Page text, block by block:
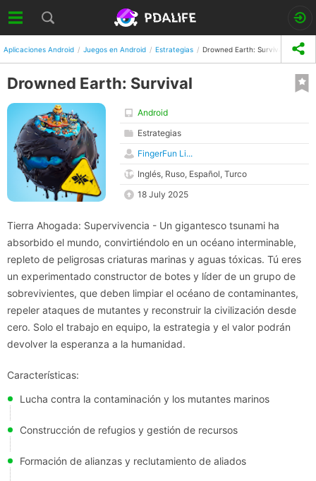
Aplicaciones Android Juegos en Android Estrategias Drowned Earth: Survival
Drowned Earth: Survival
Android
Estrategias
FingerFun Li...
Inglés, Ruso, Español, Turco
18 July 2025
Tierra Ahogada: Supervivencia - Un gigantesco tsunami ha
absorbido el mundo, convirtiéndolo en un océano interminable,
repleto de peligrosas criaturas marinas y aguas tóxicas. Tú eres
un experimentado constructor de botes y líder de un grupo de
sobrevivientes, que deben limpiar el océano de contaminantes,
repeler ataques de mutantes y reconstruir la civilización desde
cero. Solo el trabajo en equipo, la estrategia y el valor podrán
devolver la esperanza a la humanidad.
Características:
Lucha contra la contaminación y los mutantes marinos
Construcción de refugios y gestión de recursos
Formación de alianzas y reclutamiento de aliados